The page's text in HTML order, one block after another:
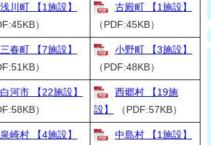
浅川町 【1施設】
）
古殿町 【1施設】
（PDF:45KB）
三春町 【7施設】
）
小野町 【3施設】
（PDF:48KB）
白河市 【22施設】
）
西郷村 【19施
設】
（PDF:57KB）
泉崎村 【4施設】
中島村 【1施設】